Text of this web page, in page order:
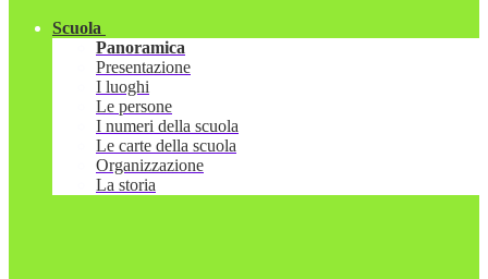
Scuola
Panoramica
Presentazione
I luoghi
Le persone
I numeri della scuola
Le carte della scuola
Organizzazione
La storia